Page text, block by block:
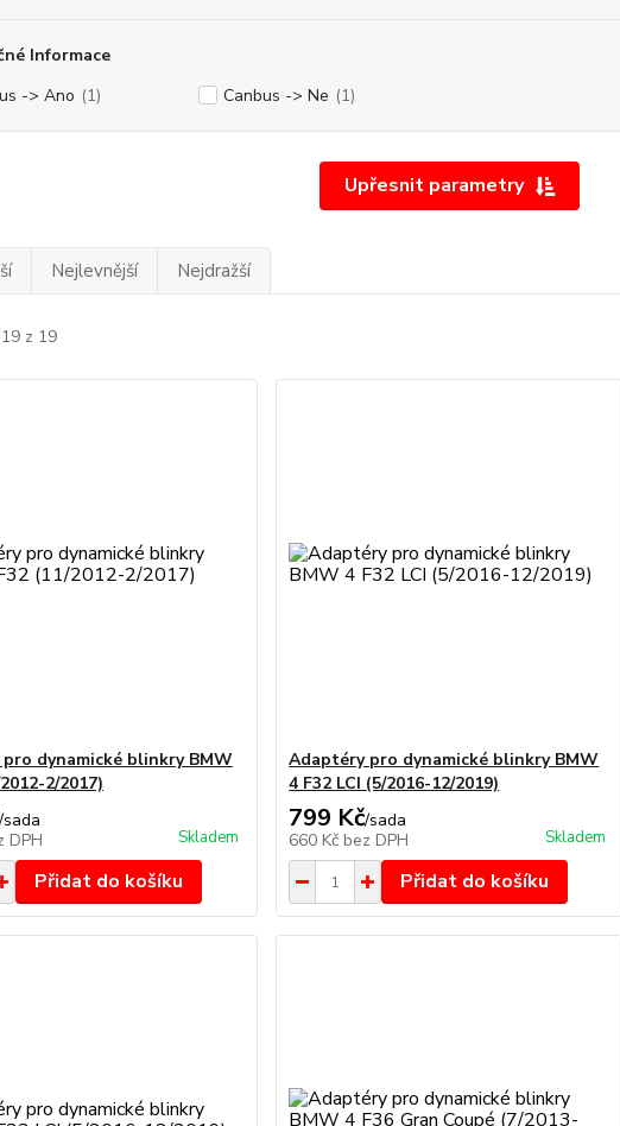
Upřesnit parametry
Informace
-> Ano (1) Canbus -> Ne (1)
Nejlevnější Nejdražší
z 19
dynamické blinkry BMW
2/2017)
sada
DPH Skladem
Přidat do košíku
Adaptéry pro dynamické blinkry BMW
4 F32 LCI (5/2016-12/2019)
799 Kč/sada
660 Kč bez DPH Skladem
Přidat do košíku